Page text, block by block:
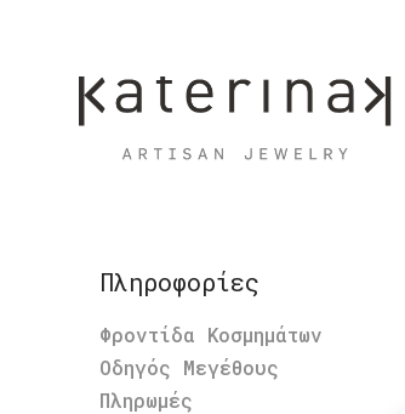
Πληροφορίες
Φροντίδα Κοσμημάτων
Οδηγός Μεγέθους
Πληρωμές